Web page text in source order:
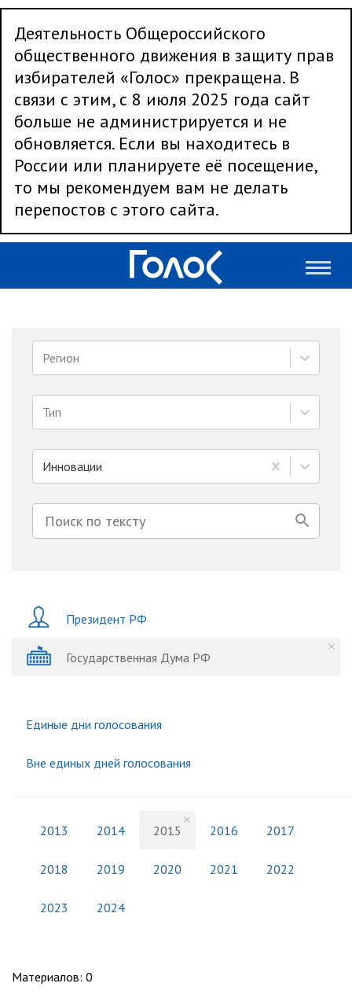
Деятельность Общероссийского
общественного движения в защиту прав
избирателей «Голос» прекращена. В
связи с этим, с 8 июля 2025 года сайт
больше не администрируется и не
обновляется. Если вы находитесь в
России или планируете её посещение,
то мы рекомендуем вам не делать
перепостов с этого сайта.
Регион
Тип
Инновации
Президент РФ
Государственная Дума РФ
Единые дни голосования
Вне единых дней голосования
2013 2014 2015 2016 2017
2018 2019 2020 2021 2022
2023 2024
Материалов: 0